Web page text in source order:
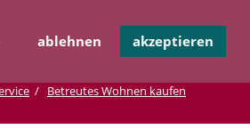
ablehnen akzeptieren
überspringen
KONTAKT
Betreutes Wohnen kaufen